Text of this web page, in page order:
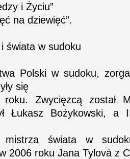
i Życiu”
na dziewięć”.
świata w sudoku
Polski w sudoku,
się
Zwycięzcą został
Łukasz Bożykowski, a
mistrza świata w
2006 roku Jana Tylová z